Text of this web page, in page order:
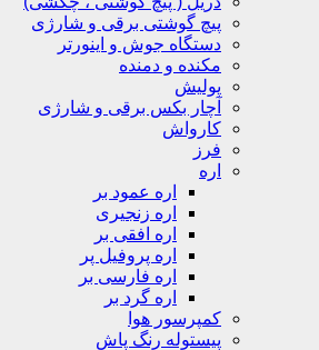
پیچ گوشتی برقی و شارژی
دستگاه جوش و اینورتر
مکنده و دمنده
پولیش
آچار بکس برقی و شارژی
کارواش
فرز
اره
اره عمود بر
اره زنجیری
اره افقی بر
اره پروفیل پر
اره فارسی بر
اره گرد بر
کمپرسور هوا
پیستوله رنگ پاش